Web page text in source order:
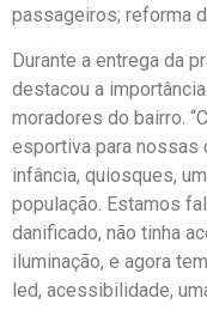
passageiros; reforma
Durante a entrega da
destacou a
moradores do bairro.
esportiva para nossas
infância, quiosques,
população. Estamos
danificado, não tinha
iluminação, e agora
led, acessibilidade,